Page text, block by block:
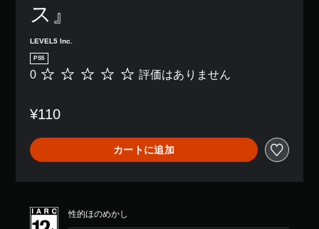
ス』
LEVEL5 Inc.
PS5
評
あ
ま
せ
ん
0 評価はありません
¥110
カートに追加
性的ほのめかし